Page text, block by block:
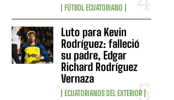
FÚTBOL ECUATORIANO
Luto para Kevin
Rodríguez: falleció
su padre, Edgar
Richard Rodríguez
Vernaza
ECUATORIANOS DEL EXTERIOR